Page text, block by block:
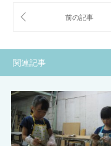
関連記事